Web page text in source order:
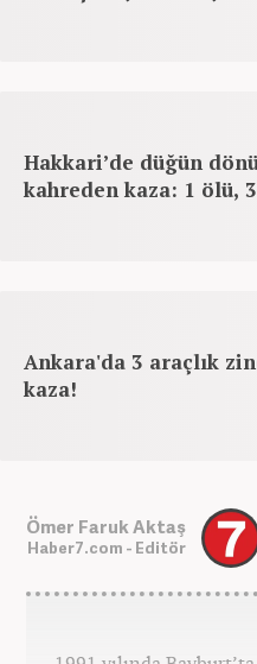
Hakkari’de düğün
kahreden kaza: 1 ölü,
Ankara'da 3 araçlık
kaza!
Ömer Faruk Aktaş
Haber7.com - Editör